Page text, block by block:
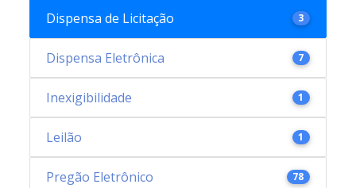
Dispensa de Licitação 3
Dispensa Eletrônica 7
Inexigibilidade 1
Leilão 1
Pregão Eletrônico 78